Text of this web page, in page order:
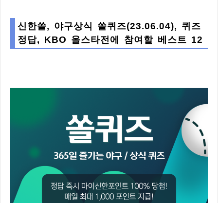
신한쏠, 야구상식 쏠퀴즈(23.06.04), 퀴즈
정답, KBO 올스타전에 참여할 베스트 12